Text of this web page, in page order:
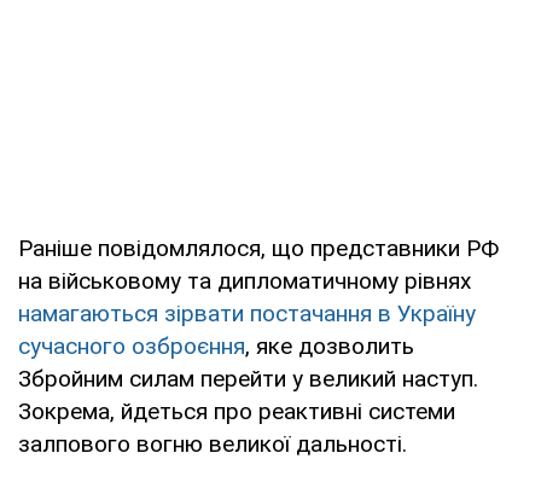
Раніше повідомлялося, що представники РФ
на військовому та дипломатичному рівнях
намагаються зірвати постачання в Україну
сучасного озброєння, яке дозволить
Збройним силам перейти у великий наступ.
Зокрема, йдеться про реактивні системи
залпового вогню великої дальності.